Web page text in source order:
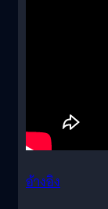
อ้างอิง